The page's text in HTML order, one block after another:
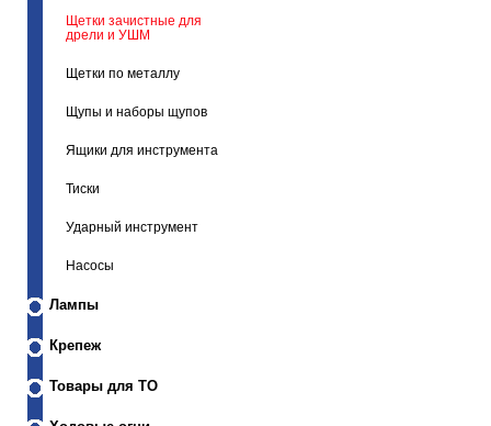
Щетки зачистные для
дрели и УШМ
Щетки по металлу
Щупы и наборы щупов
Ящики для инструмента
Тиски
Ударный инструмент
Насосы
Лампы
Крепеж
Товары для ТО